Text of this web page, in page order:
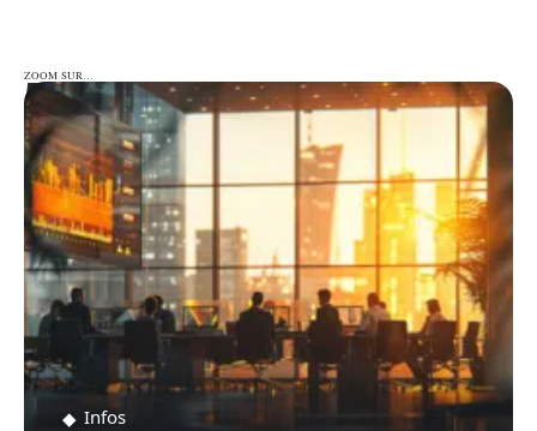
ZOOM SUR…
ZOOM SUR…
Infos